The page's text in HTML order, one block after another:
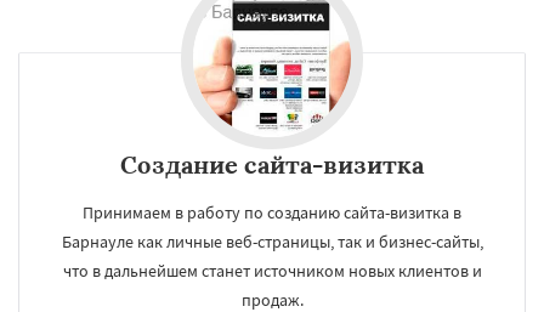
Создание сайта-визитка
Принимаем в работу по созданию сайта-визитка в
Барнауле как личные веб-страницы, так и бизнес-сайты,
что в дальнейшем станет источником новых клиентов и
продаж.